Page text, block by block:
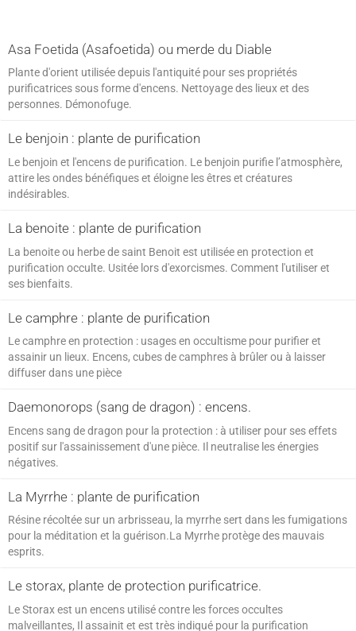
MAGIE
SPIRITISME - MESSAGES
Asa Foetida (Asafoetida) ou merde du Diable
Plante d'orient utilisée depuis l'antiquité pour ses propriétés
purificatrices sous forme d'encens. Nettoyage des lieux et des
personnes. Démonofuge.
Le benjoin : plante de purification
Le benjoin et l'encens de purification. Le benjoin purifie l’atmosphère,
attire les ondes bénéfiques et éloigne les êtres et créatures
indésirables.
La benoite : plante de purification
La benoite ou herbe de saint Benoit est utilisée en protection et
purification occulte. Usitée lors d'exorcismes. Comment l'utiliser et
ses bienfaits.
Le camphre : plante de purification
Le camphre en protection : usages en occultisme pour purifier et
assainir un lieux. Encens, cubes de camphres à brûler ou à laisser
diffuser dans une pièce
Daemonorops (sang de dragon) : encens.
Encens sang de dragon pour la protection : à utiliser pour ses effets
positif sur l'assainissement d'une pièce. Il neutralise les énergies
négatives.
La Myrrhe : plante de purification
Résine récoltée sur un arbrisseau, la myrrhe sert dans les fumigations
pour la méditation et la guérison.La Myrrhe protège des mauvais
esprits.
Le storax, plante de protection purificatrice.
Le Storax est un encens utilisé contre les forces occultes
malveillantes, Il assainit et est très indiqué pour la purification